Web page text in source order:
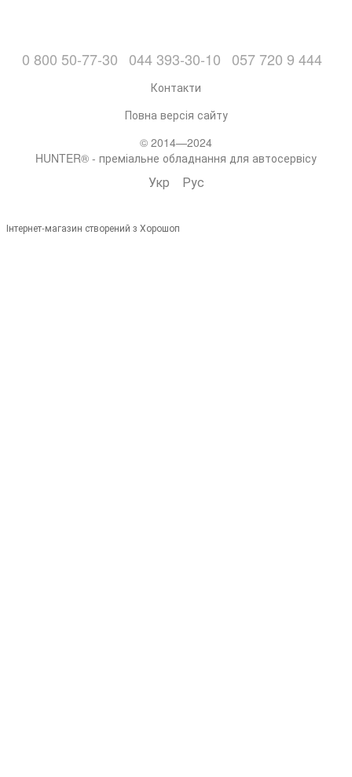
0 800 50-77-30 044 393-30-10 057 720 9 444
Контакти
Повна версія сайту
© 2014—2024
HUNTER® - преміальне обладнання для автосервісу
Укр Рус
Інтернет-магазин створений з Хорошоп